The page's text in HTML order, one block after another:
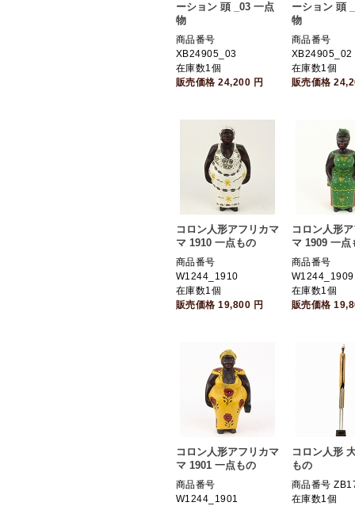
ーション 頭 _03 一点
物
商品番号
XB24905_03
在庫数1個
販売価格24,200 円
ーション 頭
物
商品番号
XB24905_02
在庫数1個
販売価格
コロン人形アフリカマ
マ 1910 一点もの
商品番号
W1244_1910
在庫数1個
販売価格19,800 円
コロン人形
マ 1909 一点
商品番号
W1244_1909
在庫数1個
販売価格
コロン人形アフリカマ
マ 1901 一点もの
商品番号
W1244_1901
コロン人形
もの
商品番号
在庫数1個